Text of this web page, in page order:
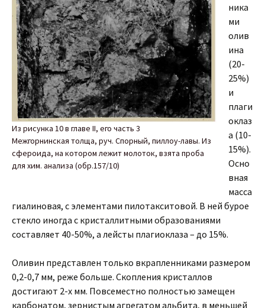
Из рисунка 10 в главе II, его часть 3
Межгорнинская толща, руч. Спорный, пиллоу-лавы. Из
сфероида, на котором лежит молоток, взята проба
для хим. анализа (обр.157/10)
ника
ми
олив
ина
(20-
25%)
и
плаги
оклаз
а (10-
15%).
Осно
вная
масса
гиалиновая, с элементами пилотакситовой. В ней бурое
стекло иногда с кристаллитными образованиями
составляет 40-50%, а лейсты плагиоклаза – до 15%.
Оливин представлен только вкрапленниками размером
0,2-0,7 мм, реже больше. Скопления кристаллов
достигают 2-х мм. Повсеместно полностью замещен
карбонатом, зернистым агрегатом альбита, в меньшей